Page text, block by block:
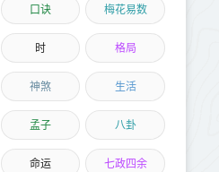
口诀 梅花易数
时 格局
神煞 生活
孟子 八卦
命运 七政四余